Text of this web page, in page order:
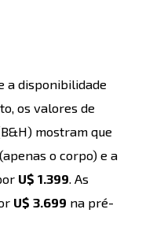
a disponibilidade
os valores de
mostram que
(apenas o corpo) e a
U$ 1.399. As
U$ 3.699 na pré-